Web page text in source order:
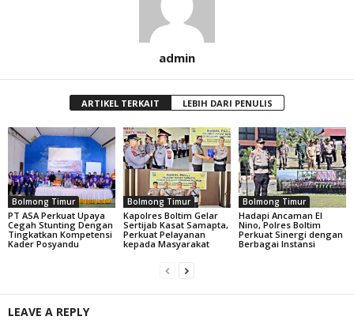
admin
ARTIKEL TERKAIT LEBIH DARI PENULIS
Bolmong Timur
PT ASA Perkuat Upaya
Cegah Stunting Dengan
Tingkatkan Kompetensi
Kader Posyandu
Bolmong Timur
Kapolres Boltim Gelar
Sertijab Kasat Samapta,
Perkuat Pelayanan
kepada Masyarakat
Bolmong Timur
Hadapi Ancaman El
Nino, Polres Boltim
Perkuat Sinergi dengan
Berbagai Instansi
LEAVE A REPLY